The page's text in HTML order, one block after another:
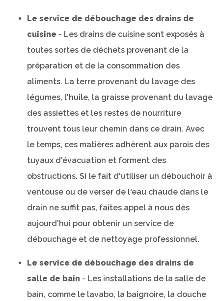
Le service de débouchage des drains de
cuisine - Les drains de cuisine sont exposés à
toutes sortes de déchets provenant de la
préparation et de la consommation des
aliments. La terre provenant du lavage des
légumes, l'huile, la graisse provenant du lavage
des assiettes et les restes de nourriture
trouvent tous leur chemin dans ce drain. Avec
le temps, ces matières adhèrent aux parois des
tuyaux d'évacuation et forment des
obstructions. Si le fait d'utiliser un débouchoir à
ventouse ou de verser de l'eau chaude dans le
drain ne suffit pas, faites appel à nous dès
aujourd'hui pour obtenir un service de
débouchage et de nettoyage professionnel.
Le service de débouchage des drains de
salle de bain - Les installations de la salle de
bain, comme le lavabo, la baignoire, la douche